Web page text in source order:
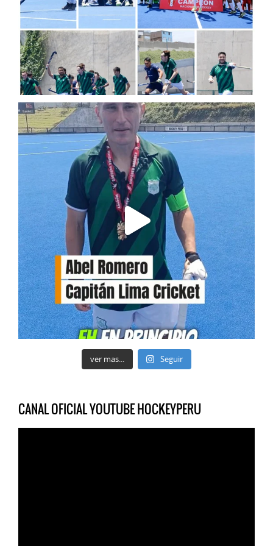
ver mas... Seguir
CANAL OFICIAL YOUTUBE HOCKEYPERU